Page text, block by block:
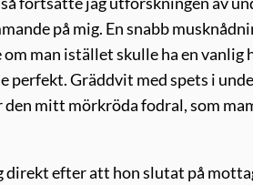
på mig. En snabb
man istället skulle ha en vanlig
perfekt. Gräddvit med spets i
mitt mörkröda fodral, som
efter att hon slutat på